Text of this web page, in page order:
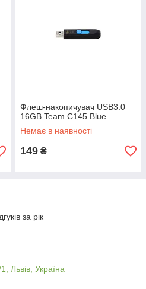
Флеш-накопичувач USB3.0
16GB Team C145 Blue
Немає в наявності
149 ₴
за рік
Львів, Україна